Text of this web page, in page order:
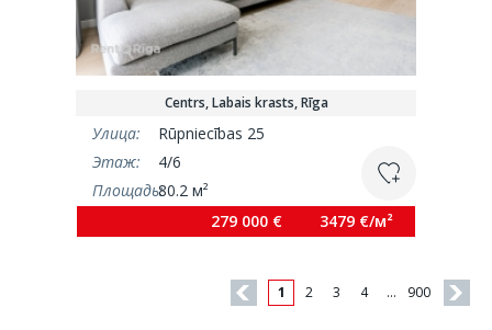
Centrs, Labais krasts, Rīga
Улица:
Rūpniecības 25
Этаж:
4/6
Площадь:80.2 м²
279 000 €
3479 €/м²
1 2 3 4 … 900